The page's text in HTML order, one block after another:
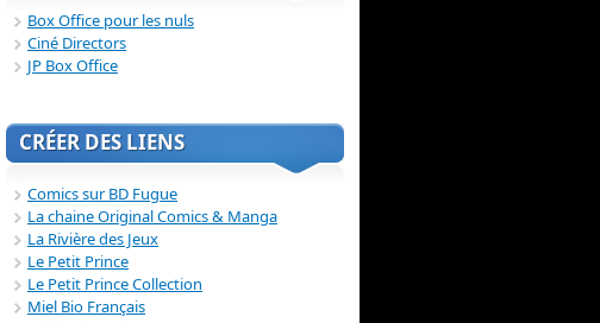
Box Office pour les nuls
Ciné Directors
JP Box Office
CRÉER DES LIENS
Comics sur BD Fugue
La chaine Original Comics & Manga
La Rivière des Jeux
Le Petit Prince
Le Petit Prince Collection
Miel Bio Français